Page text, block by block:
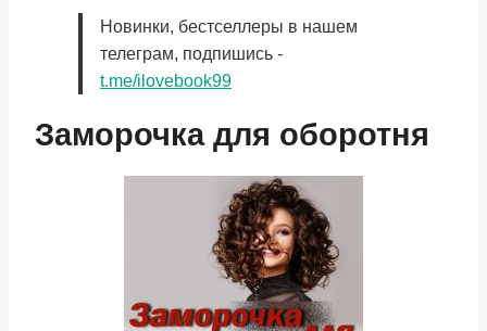
Новинки, бестселлеры в нашем
телеграм, подпишись -
t.me/ilovebook99
Заморочка для оборотня